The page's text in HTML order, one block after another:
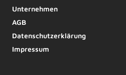
Unternehmen
AGB
Datenschutzerklärung
Impressum